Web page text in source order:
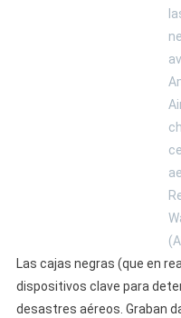
Las cajas negras (que en
dispositivos clave para
desastres aéreos. Graban